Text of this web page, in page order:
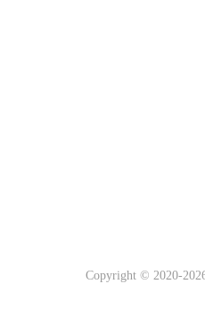
Copyright © 2020-